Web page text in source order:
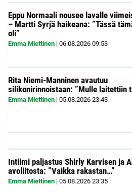
Eppu Normaali nousee lavalle
– Martti Syrjä haikeana: ”Tässä
oli”
Emma Miettinen | 06.08.2026 09:53
Rita Niemi-Manninen avautuu
silikonirinnoistaan: ”Mulle laitettiin
Emma Miettinen | 05.08.2026 23:43
Intiimi paljastus Shirly Karvisen ja
avoliitosta: ”Vaikka rakastan…”
Emma Miettinen | 05.08.2026 23:35